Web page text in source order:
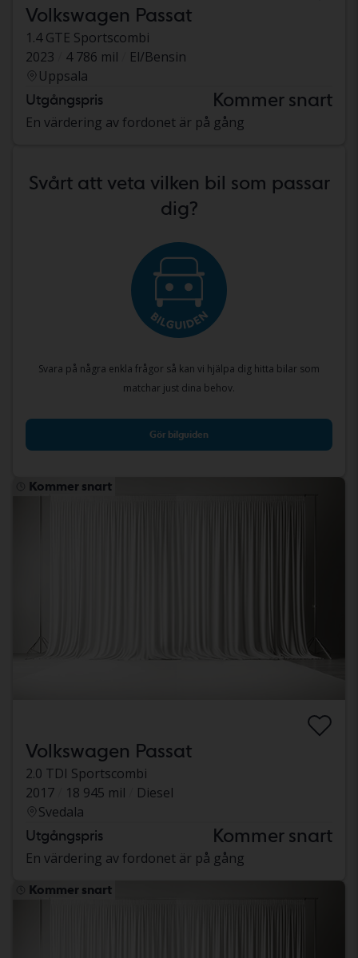
Volkswagen Passat
1.4 GTE Sportscombi
2023
4 786 mil
El/Bensin
Uppsala
Utgångspris Kommer snart
En värdering av fordonet är på gång
Svårt att veta vilken bil som passar
dig?
Svara på några enkla frågor så kan vi hjälpa dig hitta bilar som
matchar just dina behov.
Gör bilguiden
Kommer snart
Volkswagen Passat
2.0 TDI Sportscombi
2017
18 945 mil
Diesel
Svedala
Utgångspris Kommer snart
En värdering av fordonet är på gång
Kommer snart